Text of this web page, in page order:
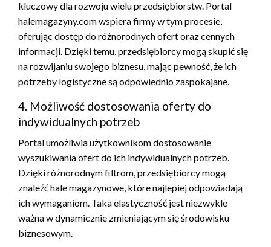
kluczowy dla rozwoju wielu przedsiębiorstw. Portal
halemagazyny.com wspiera firmy w tym procesie,
oferując dostęp do różnorodnych ofert oraz cennych
informacji. Dzięki temu, przedsiębiorcy mogą skupić się
na rozwijaniu swojego biznesu, mając pewność, że ich
potrzeby logistyczne są odpowiednio zaspokajane.
4. Możliwość dostosowania oferty do
indywidualnych potrzeb
Portal umożliwia użytkownikom dostosowanie
wyszukiwania ofert do ich indywidualnych potrzeb.
Dzięki różnorodnym filtrom, przedsiębiorcy mogą
znaleźć hale magazynowe, które najlepiej odpowiadają
ich wymaganiom. Taka elastyczność jest niezwykle
ważna w dynamicznie zmieniającym się środowisku
biznesowym.